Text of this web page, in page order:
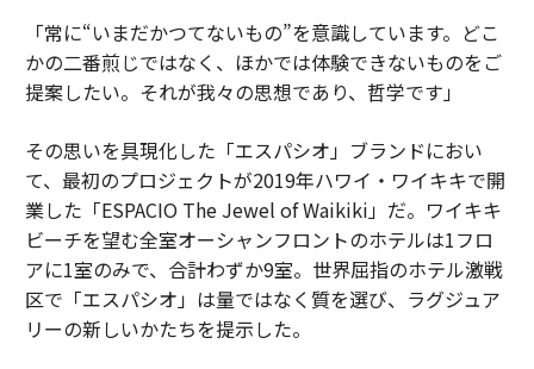
「常に“いまだかつてないもの”を意識しています。どこ
かの二番煎じではなく、ほかでは体験できないものをご
提案したい。それが我々の思想であり、哲学です」
その思いを具現化した「エスパシオ」ブランドにおい
て、最初のプロジェクトが2019年ハワイ・ワイキキで開
業した「ESPACIO The Jewel of Waikiki」だ。ワイキキ
ビーチを望む全室オーシャンフロントのホテルは1フロ
アに1室のみで、合計わずか9室。世界屈指のホテル激戦
区で「エスパシオ」は量ではなく質を選び、ラグジュア
リーの新しいかたちを提示した。